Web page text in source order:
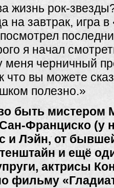
жизнь рок-
на завтрак, игра
я начал
меня черничный
что вы можете
полезно.»
быть мистером
Франциско (у
и Лэйн, от
и ещё
актрисы
фильму